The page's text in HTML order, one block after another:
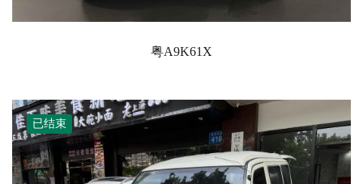
粤A9K61X
已结束